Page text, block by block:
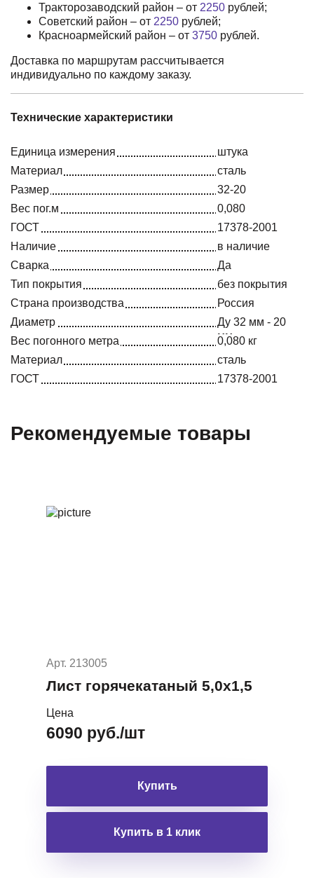
Тракторозаводский район – от 2250 рублей;
Советский район – от 2250 рублей;
Красноармейский район – от 3750 рублей.
Доставка по маршрутам рассчитывается
индивидуально по каждому заказу.
Технические характеристики
Единица измерения
штука
Материал
сталь
Размер
32-20
Вес пог.м
0,080
ГОСТ
17378-2001
Наличие
в наличие
Сварка
Да
Тип покрытия
без покрытия
Страна производства
Россия
Диаметр
Ду 32 мм - 20
мм
Вес погонного метра
0,080 кг
Материал
сталь
ГОСТ
17378-2001
Рекомендуемые товары
Арт. 213005
Лист горячекатаный 5,0х1,5
Цена
6090 руб./шт
Купить
Купить в 1 клик